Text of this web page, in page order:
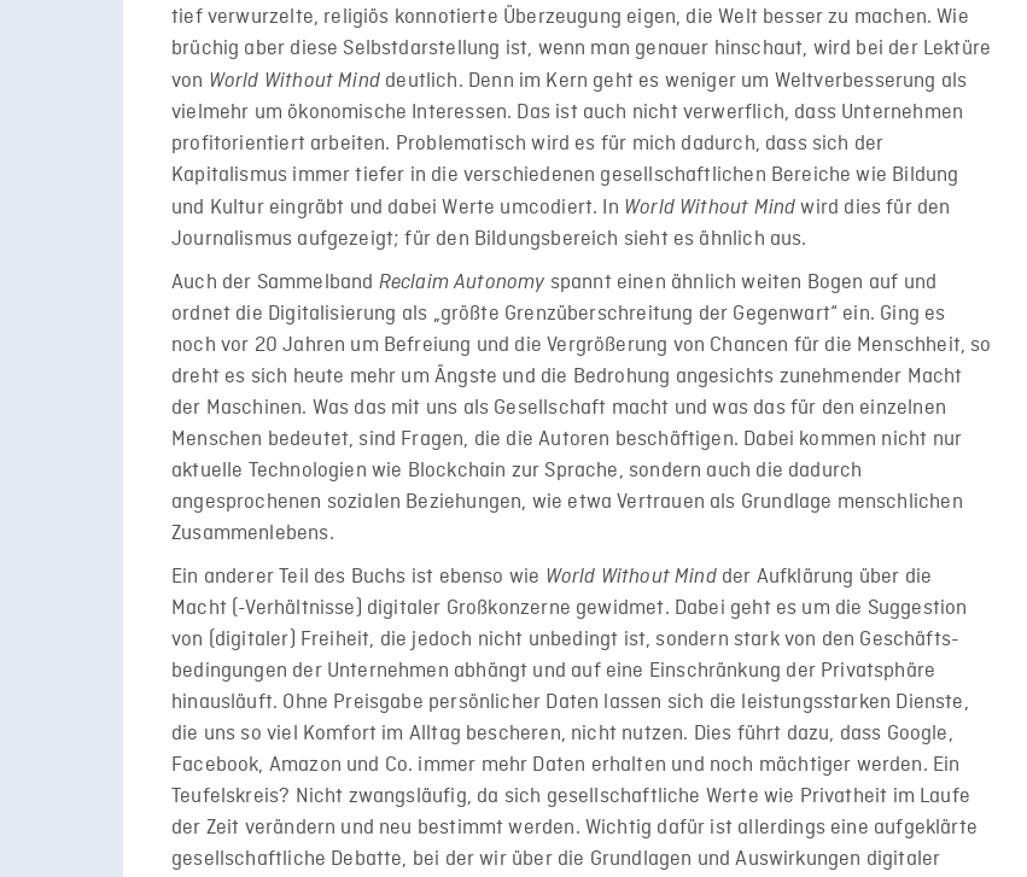
tief verwurzelte, religiös konnotierte Überzeugung eigen, die Welt besser zu machen. Wie
brüchig aber diese Selbstdarstellung ist, wenn man genauer hinschaut, wird bei der Lektüre
von World Without Minddeutlich. Denn im Kern geht es weniger um Weltverbesserung als
vielmehr um ökonomische Interessen. Das ist auch nicht verwerflich, dass Unternehmen
profitorientiert arbeiten. Problematisch wird es für mich dadurch, dass sich der
Kapitalismus immer tiefer in die verschiedenen gesellschaftlichen Bereiche wie Bildung
und Kultur eingräbt und dabei Werte umcodiert. In World Without Mind wird dies für den
Journalismus aufgezeigt; für den Bildungsbereich sieht es ähnlich aus.
Auch der Sammelband Reclaim Autonomyspannt einen ähnlich weiten Bogen auf und
ordnet die Digitalisierung als „größte Grenzüberschreitung der Gegenwart“ ein. Ging es
noch vor 20 Jahren um Befreiung und die Vergrößerung von Chancen für die Menschheit, so
dreht es sich heute mehr um Ängste und die Bedrohung angesichts zunehmender Macht
der Maschinen. Was das mit uns als Gesellschaft macht und was das für den einzelnen
Menschen bedeutet, sind Fragen, die die Autoren beschäftigen. Dabei kommen nicht nur
aktuelle Technologien wie Blockchain zur Sprache, sondern auch die dadurch
angesprochenen sozialen Beziehungen, wie etwa Vertrauen als Grundlage menschlichen
Zusammenlebens.
Ein anderer Teil des Buchs ist ebenso wie World Without Mindder Aufklärung über die
Macht (-Verhältnisse) digitaler Großkonzerne gewidmet. Dabei geht es um die Suggestion
von (digitaler) Freiheit, die jedoch nicht unbedingt ist, sondern stark von den Geschäfts­
bedingungen der Unternehmen abhängt und auf eine Einschränkung der Privatsphäre
hinausläuft. Ohne Preisgabe persönlicher Daten lassen sich die leistungsstarken Dienste,
die uns so viel Komfort im Alltag bescheren, nicht nutzen. Dies führt dazu, dass Google,
Facebook, Amazon und Co. immer mehr Daten erhalten und noch mächtiger werden. Ein
Teufelskreis? Nicht zwangsläufig, da sich gesellschaftliche Werte wie Privatheit im Laufe
der Zeit verändern und neu bestimmt werden. Wichtig dafür ist allerdings eine aufgeklärte
gesellschaftliche Debatte, bei der wir über die Grundlagen und Auswirkungen digitaler